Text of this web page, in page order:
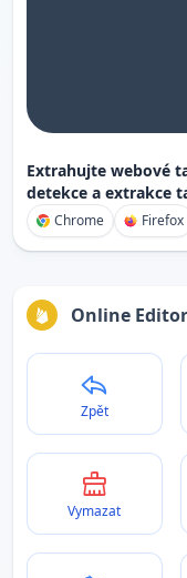
Extrahujte webové
detekce a extrakce
Chrome Firefox
Online
Zpět
Vymazat